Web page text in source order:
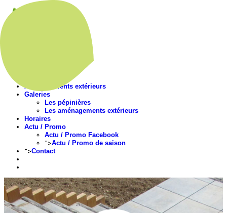
Aménagements extérieurs
Galeries
Les pépinières
Les aménagements extérieurs
Horaires
Actu / Promo
Actu / Promo Facebook
">Actu / Promo de saison
">Contact